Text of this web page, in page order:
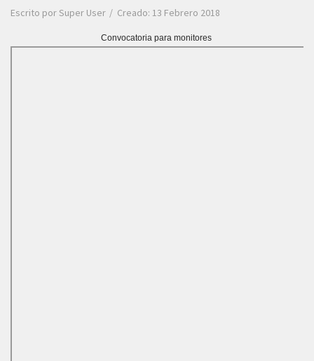
Escrito porSuper User Creado: 13 Febrero 2018
Convocatoria para monitores